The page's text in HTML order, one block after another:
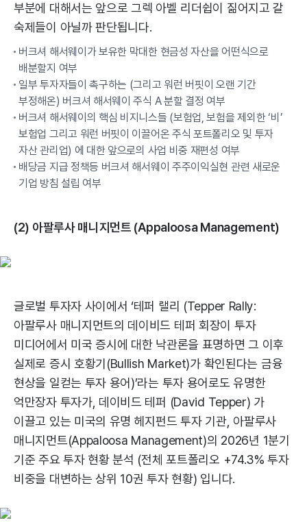
부분에 대해서는 앞으로 그렉 아벨 리더쉽이 짊어지고 갈
숙제들이 아닐까 판단됩니다.
버크셔 해서웨이가 보유한 막대한 현금성 자산을 어떤식으로
배분할지 여부
일부 투자자들이 촉구하는 (그리고 워런 버핏이 오랜 기간
부정해온) 버크셔 해서웨이 주식 A 분할 결정 여부
버크셔 해서웨이의 핵심 비지니스들 (보험업, 보험을 제외한 ‘비’
보험업 그리고 워런 버핏이 이끌어온 주식 포트폴리오 및 투자
자산 관리업) 에 대한 앞으로의 사업 비중 재편성 여부
배당금 지급 정책등 버크셔 해서웨이 주주이익실현 관련 새로운
기업 방침 설립 여부
(2) 아팔루사 매니지먼트 (Appaloosa Management)
글로벌 투자자 사이에서 ‘테퍼 랠리 (Tepper Rally:
아팔루사 매니지먼트의 데이비드 테퍼 회장이 투자
미디어에서 미국 증시에 대한 낙관론을 표명하면 그 이후
실제로 증시 호황기(Bullish Market)가 확인된다는 금융
현상을 일컫는 투자 용어)’라는 투자 용어로도 유명한
억만장자 투자가, 데이비드 테퍼 (David Tepper) 가
이끌고 있는 미국의 유명 헤지펀드 투자 기관, 아팔루사
매니지먼트(Appaloosa Management)의 2026년 1분기
기준 주요 투자 현황 분석 (전체 포트폴리오 +74.3% 투자
비중을 대변하는 상위 10권 투자 현황) 입니다.